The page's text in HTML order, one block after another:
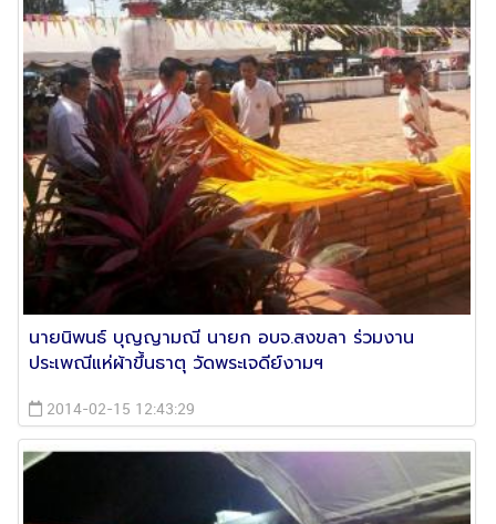
นายนิพนธ์ บุญญามณี นายก อบจ.สงขลา ร่วมงาน
ประเพณีแห่ผ้าขึ้นธาตุ วัดพระเจดีย์งามฯ
2014-02-15 12:43:29